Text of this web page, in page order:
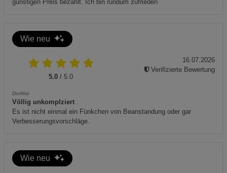
günstigen Preis bezahlt. Ich bin rundum zufrieden
Wie neu
5.0 / 5.0
DorWal
Völlig unkomplziert
Es ist nicht einmal ein Fünkchen von Beanstandung oder gar
Verbesserungsvorschläge.
16.07.2026
Verifizierte Bewertung
Wie neu